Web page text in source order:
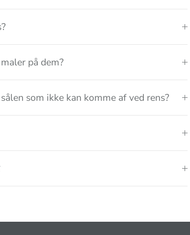
på dem?
som ikke kan komme af ved rens?